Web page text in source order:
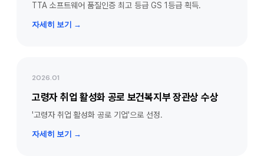
TTA 소프트웨어 품질인증 최고 등급 GS 1등급 획득.
자세히 보기 →
2026.01
고령자 취업 활성화 공로 보건복지부 장관상 수상
'고령자 취업 활성화 공로 기업'으로 선정.
자세히 보기 →